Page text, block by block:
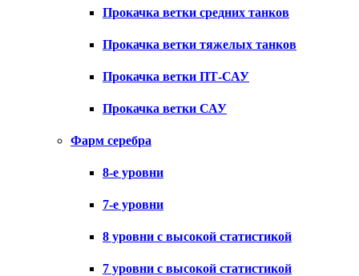
Прокачка ветки средних танков
Прокачка ветки тяжелых танков
Прокачка ветки ПТ-САУ
Прокачка ветки САУ
Фарм серебра
8-е уровни
7-е уровни
8 уровни с высокой статистикой
7 уровни с высокой статистикой